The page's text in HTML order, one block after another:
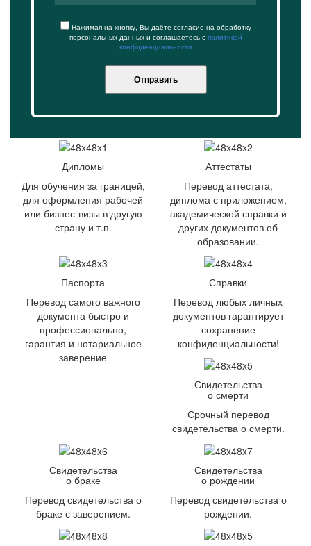
Нажимая на кнопку, Вы даёте согласие на обработку
персональных данных и соглашаетесь с политикой
конфиденциальности
Отправить
Дипломы
Для обучения за границей,
для оформления рабочей
или бизнес-визы в другую
страну и т.п.
Аттестаты
Перевод аттестата,
диплома с приложением,
академической справки и
других документов об
образовании.
Паспорта
Перевод самого важного
документа быстро и
профессионально,
гарантия и нотариальное
заверение
Справки
Перевод любых личных
документов гарантирует
сохранение
конфиденциальности!
Свидетельства
о смерти
Срочный перевод
свидетельства о смерти.
Свидетельства
о браке
Перевод свидетельства о
браке с заверением.
Свидетельства
о рождении
Перевод свидетельства о
рождении.